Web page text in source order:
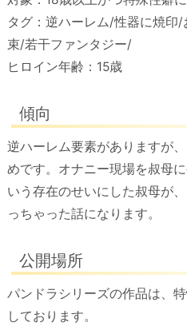
タグ：逆ハーレム/性器に焼印
束/若干ファンタジー/
ヒロイン年齢：15歳
傾向
逆ハーレム要素がありますが
めです。オナニー現場を叔母
いう存在のせいにした叔母が
っちゃった話になります。
公開場所
パンドラシリーズの作品は、
しております。